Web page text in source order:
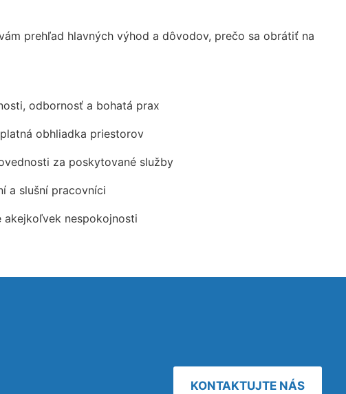
prehľad hlavných výhod a dôvodov, prečo sa obrátiť na
odbornosť a bohatá prax
obhliadka priestorov
za poskytované služby
a slušní pracovníci
akejkoľvek nespokojnosti
KONTAKTUJTE NÁS